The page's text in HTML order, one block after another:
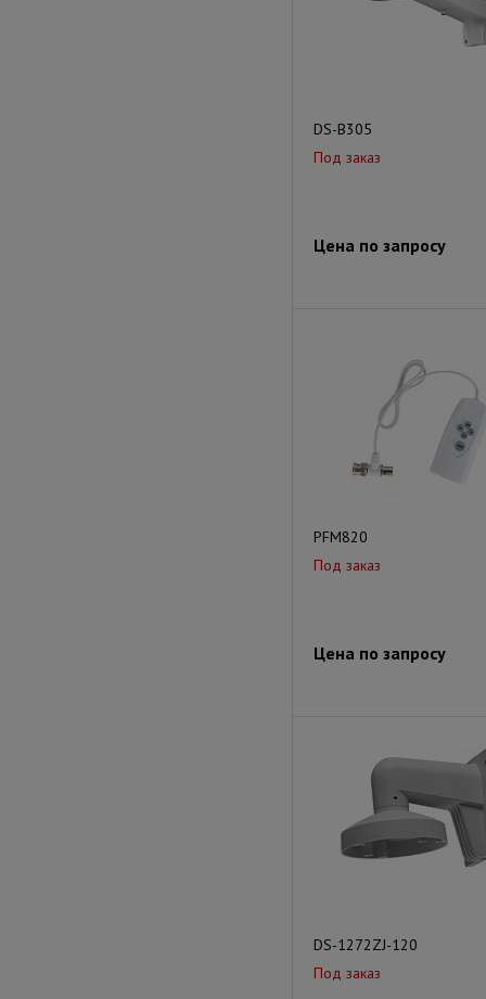
DS-B305
Под заказ
Цена по запросу
PFM820
Под заказ
Цена по запросу
DS-1272ZJ-120
Под заказ